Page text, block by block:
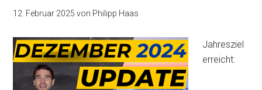
12. Februar 2025 von Philipp Haas
Jahresziel
erreicht: